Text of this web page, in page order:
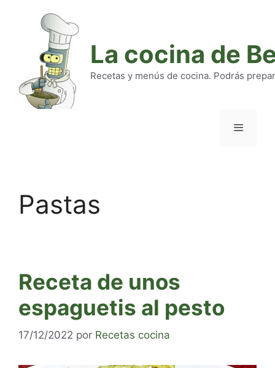
La cocina de
Recetas y menús de cocina. Podrás
Pastas
Receta de unos
espaguetis al pesto
17/12/2022 por Recetas cocina